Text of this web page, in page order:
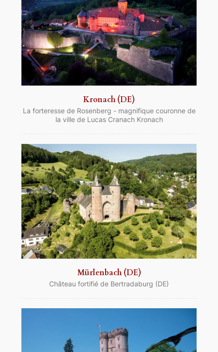
Kronach (DE)
La forteresse de Rosenberg - magnifique couronne de
la ville de Lucas Cranach Kronach
Mürlenbach (DE)
Château fortifié de Bertradaburg (DE)